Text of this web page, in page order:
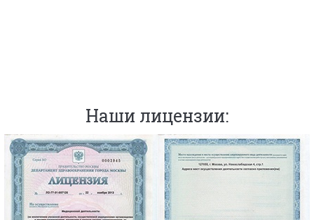
Наши лицензии: